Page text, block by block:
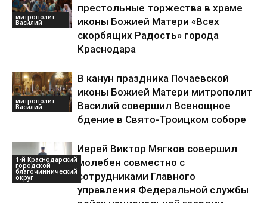
митрополит
Василий
престольные торжества в храме
иконы Божией Матери «Всех
скорбящих Радость» города
Краснодара
митрополит
Василий
В канун праздника Почаевской
иконы Божией Матери митрополит
Василий совершил Всенощное
бдение в Свято-Троицком соборе
1-й Краснодарский
городской
благочиннический
округ
Иерей Виктор Мягков совершил
молебен совместно с
сотрудниками Главного
управления Федеральной службы